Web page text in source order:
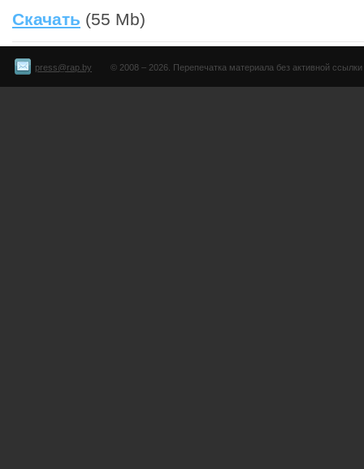
Скачать (55 Mb)
press@rap.by © 2008 – 2026. Перепечатка материала без активной